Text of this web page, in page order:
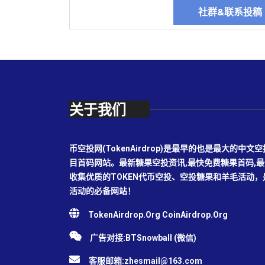
社群&联系投
关于我们
币空投网(TokenAirdrop)是最早的也是最大的中文
目首码网站。最新糖果空投资讯,最快免费糖果首码,
收集优质的TOKEN代币空投、空投糖果和羊毛活动
活动的必备网站！
TokenAirdrop.Org CoinAirdrop.Org
广告对接:BTSnowball (微信)
客服邮箱:zhesmail@163.com